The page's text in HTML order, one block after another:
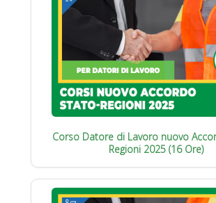
Corso Datore di Lavoro nuovo
Regioni 2025 (16 Ore)